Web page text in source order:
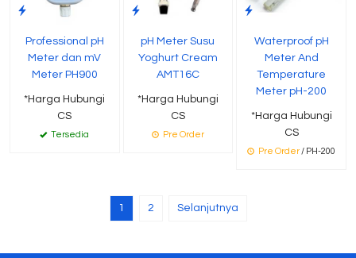
Professional pH
Meter dan mV
Meter PH900
*Harga Hubungi
CS
Tersedia
pH Meter Susu
Yoghurt Cream
AMT16C
*Harga Hubungi
CS
Pre Order
Waterproof pH
Meter And
Temperature
Meter pH-200
*Harga Hubungi
CS
Pre Order/ PH-200
1 2 Selanjutnya